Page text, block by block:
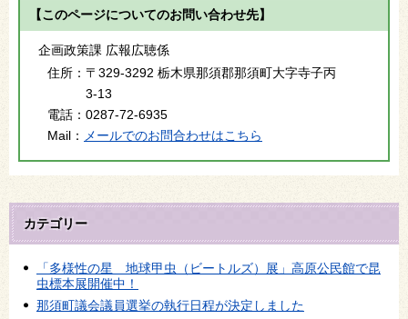
【このページについてのお問い合わせ先】
企画政策課 広報広聴係
住所： 〒329-3292 栃木県那須郡那須町大字寺子丙
3-13
電話： 0287-72-6935
Mail：
メールでのお問合わせはこちら
カテゴリー
「多様性の星 地球甲虫（ビートルズ）展」高原公民館で昆
虫標本展開催中！
那須町議会議員選挙の執行日程が決定しました